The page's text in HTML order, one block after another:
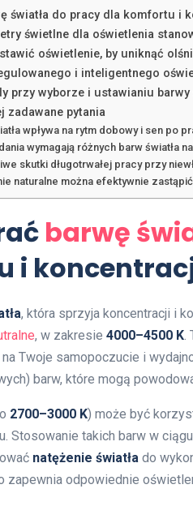
światła do pracy dla komfortu i
świetlne dla oświetlenia
oświetlenie, by uniknąć
i inteligentnego
przy wyborze i ustawianiu barwy
zadawane pytania
wpływa na rytm dobowy i sen po
wymagają różnych barw światła
skutki długotrwałej pracy przy
naturalne można efektywnie
barwę
i
, która sprzyja koncentracji i
, w zakresie 4000–4500 K.
Twoje samopoczucie i
barw, które mogą
2700–3000 K) może być
Stosowanie takich barw w
natężenie światła do
zapewnia odpowiednie